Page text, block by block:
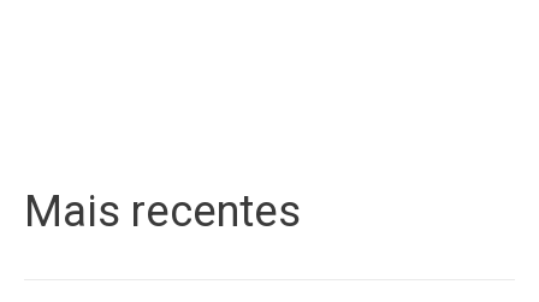
Mais recentes